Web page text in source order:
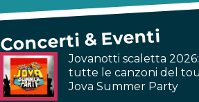
Concerti & Eventi
Jovanotti scaletta 2026:
tutte le canzoni del
Jova Summer Party